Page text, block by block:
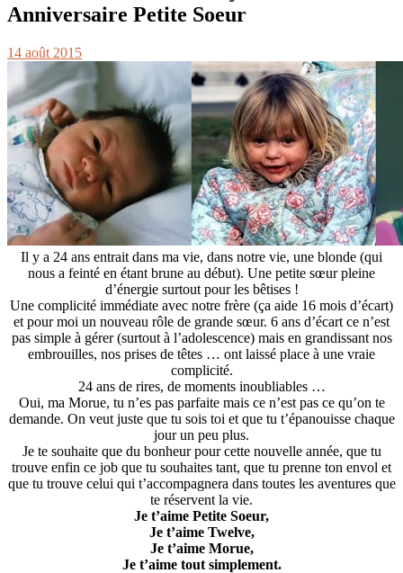
Anniversaire Petite Soeur
14 août 2015
Il y a 24 ans entrait dans ma vie, dans notre vie, une blonde (qui
nous a feinté en étant brune au début). Une petite sœur pleine
d’énergie surtout pour les bêtises !
Une complicité immédiate avec notre frère (ça aide 16 mois d’écart)
et pour moi un nouveau rôle de grande sœur. 6 ans d’écart ce n’est
pas simple à gérer (surtout à l’adolescence) mais en grandissant nos
embrouilles, nos prises de têtes … ont laissé place à une vraie
complicité.
24 ans de rires, de moments inoubliables …
Oui, ma Morue, tu n’es pas parfaite mais ce n’est pas ce qu’on te
demande. On veut juste que tu sois toi et que tu t’épanouisse chaque
jour un peu plus.
Je te souhaite que du bonheur pour cette nouvelle année, que tu
trouve enfin ce job que tu souhaites tant, que tu prenne ton envol et
que tu trouve celui qui t’accompagnera dans toutes les aventures que
te réservent la vie.
Je t’aime Petite Soeur,
Je t’aime Twelve,
Je t’aime Morue,
Je t’aime tout simplement.